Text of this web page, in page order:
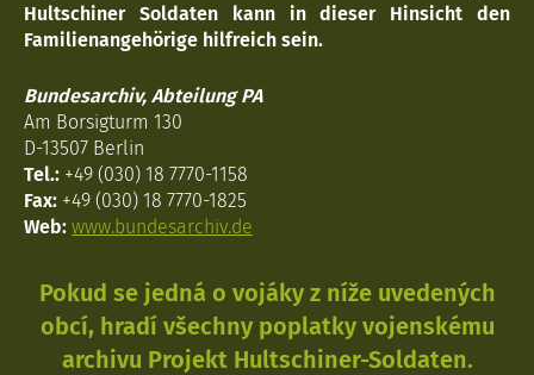
Hultschiner Soldaten kann in dieser Hinsicht den
Familienangehörige hilfreich sein.
Bundesarchiv, Abteilung PA
Am Borsigturm 130
D-13507 Berlin
Tel.: +49 (030) 18 7770-1158
Fax: +49 (030) 18 7770-1825
Web: www.bundesarchiv.de
Pokud se jedná o vojáky z níže uvedených
obcí, hradí všechny poplatky vojenskému
archivu Projekt Hultschiner-Soldaten.